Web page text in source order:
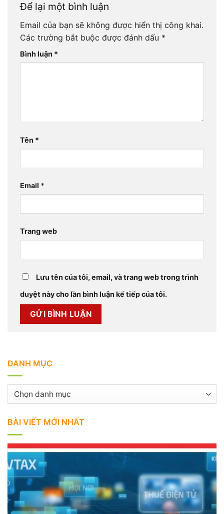
Để lại một bình luận
Email của bạn sẽ không được hiển thị công khai.
Các trường bắt buộc được đánh dấu *
Bình luận *
Tên *
Email *
Trang web
Lưu tên của tôi, email, và trang web trong trình
duyệt này cho lần bình luận kế tiếp của tôi.
DANH MỤC
Danh
BÀI VIẾT MỚI NHẤT